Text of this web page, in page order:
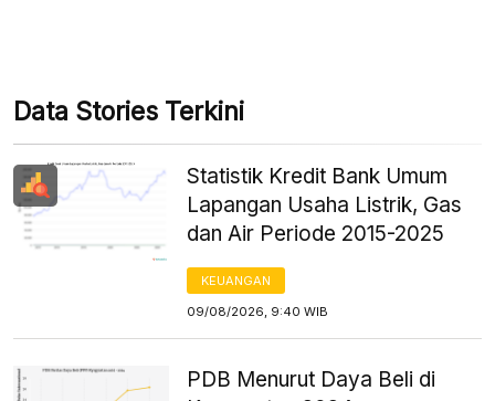
Data Stories Terkini
Statistik Kredit Bank Umum
Lapangan Usaha Listrik, Gas
dan Air Periode 2015-2025
KEUANGAN
09/08/2026, 9:40 WIB
PDB Menurut Daya Beli di